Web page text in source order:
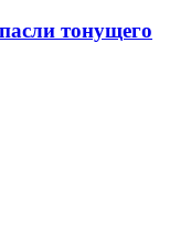
тонущего